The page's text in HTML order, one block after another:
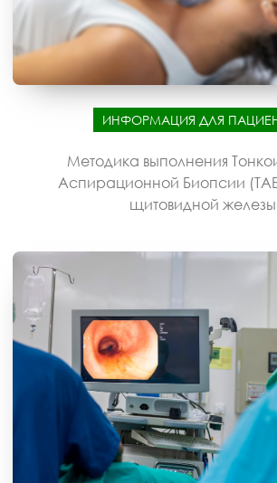
ИНФОРМАЦИЯ ДЛЯ
Методика выполнения
Аспирационной Биопсии
щитовидной железы